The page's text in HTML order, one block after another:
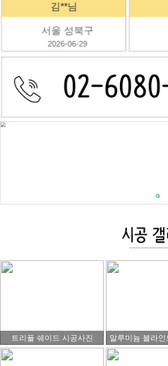
곽**님
서울 강남구
2026-06-12
트리플 쉐이드 시공사진